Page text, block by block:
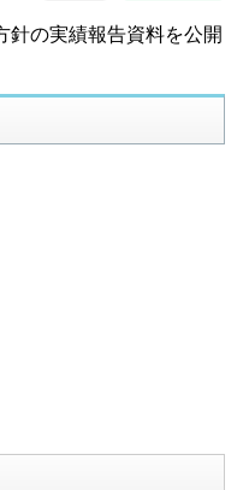
針の実績報告資料を公開